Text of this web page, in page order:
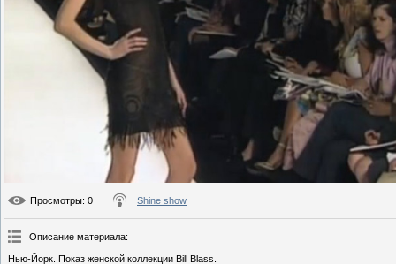
Просмотры: 0 Shine show
Описание материала:
Нью-Йорк. Показ женской коллекции Bill Blass.